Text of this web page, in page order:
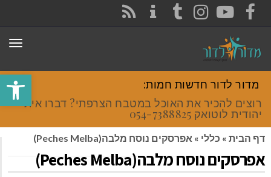
פתח
FACEBOOK
YOUTUBE
INSTAGRAM
TUMBLR
מדור לדור חדשות חמות:
רוצים להכיר את האוכל במטבח הצרפתי? דברו איתי
יהודית לוטואק 054-7388825.
דף הבית » כללי » אפרסקים נוסח מלבה(Peches Melba)
אפרסקים נוסח מלבה(Peches Melba)